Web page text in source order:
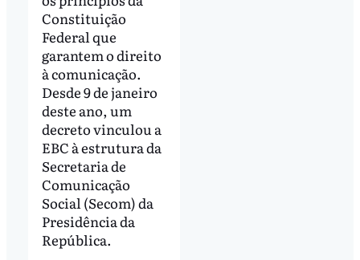
Constituição
Federal que
garantem o direito
à comunicação.
Desde 9 de janeiro
deste ano, um
decreto vinculou a
EBC à estrutura da
Secretaria de
Comunicação
Social (Secom) da
Presidência da
República.